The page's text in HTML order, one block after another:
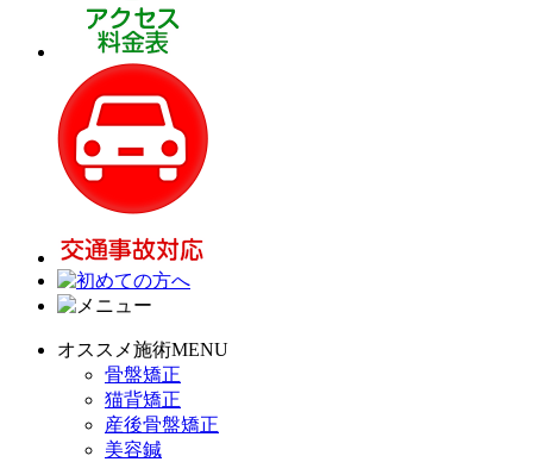
オススメ施術MENU
骨盤矯正
猫背矯正
産後骨盤矯正
美容鍼